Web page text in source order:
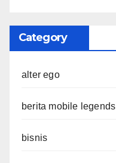
Category
alter ego
berita mobile legends
bisnis